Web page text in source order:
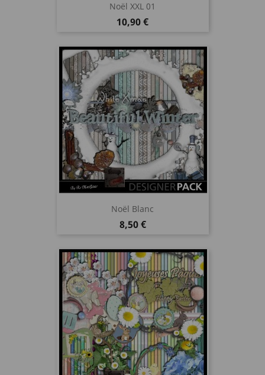
Noël XXL 01
Prix
10,90 €
Noël Blanc
Prix
8,50 €